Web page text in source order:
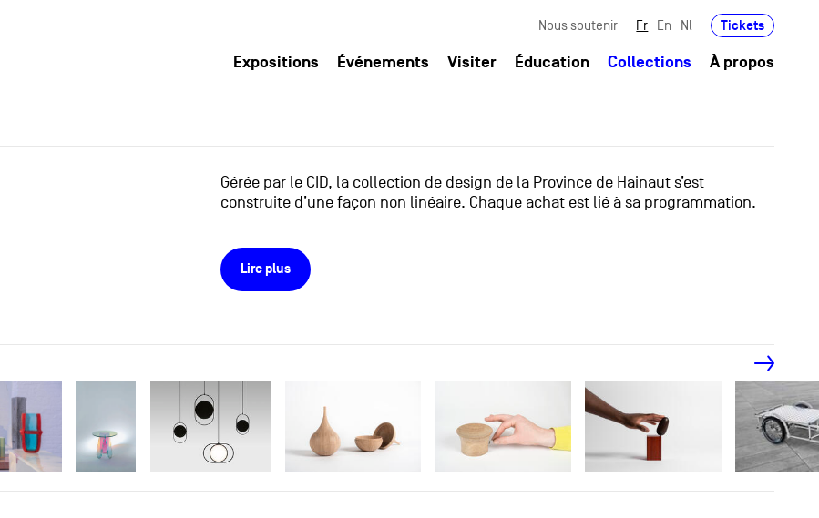
Nous soutenir Fr En Nl Tickets
Expositions Événements Visiter Éducation Collections À propos
Gérée par le CID, la collection de design de la Province de Hainaut s’est
construite d’une façon non linéaire. Chaque achat est lié à sa programmation.
Lire plus